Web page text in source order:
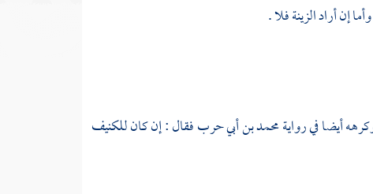
إن أراد الزينة فلا .
أيضا في روايةمحمد بن أبي حربفقال : إن كان للكنيف